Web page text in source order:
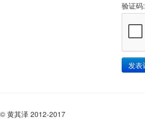
验证码:
© 黄其泽 2012-2017